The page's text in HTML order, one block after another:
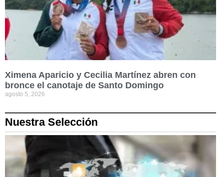
Ximena Aparicio y Cecilia Martínez abren con
bronce el canotaje de Santo Domingo
agosto 5, 2026
Nuestra Selección